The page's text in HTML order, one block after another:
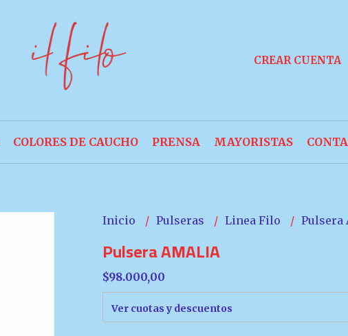
CREAR CUENTA
COLORES DE CAUCHO PRENSA MAYORISTAS
Inicio Pulseras Linea Filo Pulsera
Pulsera AMALIA
$98.000,00
Ver cuotas y descuentos